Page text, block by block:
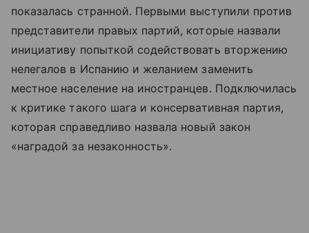
показалась странной. Первыми выступили против
представители правых партий, которые назвали
инициативу попыткой содействовать вторжению
нелегалов в Испанию и желанием заменить
местное население на иностранцев. Подключилась
к критике такого шага и консервативная партия,
которая справедливо назвала новый закон
«наградой за незаконность».